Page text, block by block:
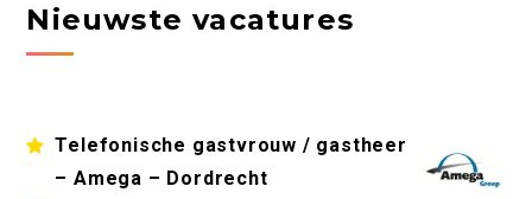
Nieuwste vacatures
Telefonische gastvrouw / gastheer
– Amega – Dordrecht